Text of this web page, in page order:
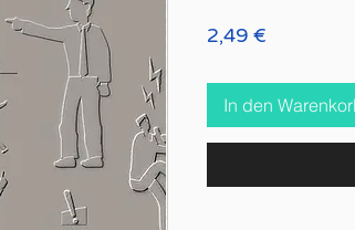
2,49 €
In den